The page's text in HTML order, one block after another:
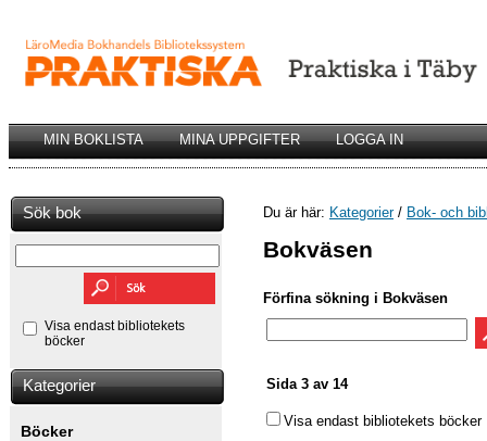
MIN BOKLISTA MINA UPPGIFTER LOGGA IN
Sök bok
Visa endast bibliotekets
böcker
Kategorier
Böcker
Du är här: Kategorier/ Bok- och
Bokväsen
Förfina sökning i Bokväsen
Sida 3 av 14
Visa endast bibliotekets böcker